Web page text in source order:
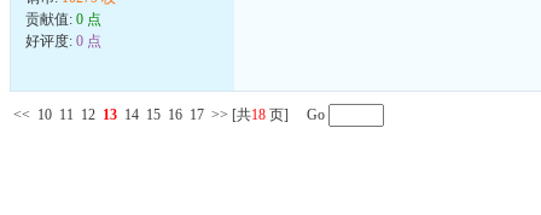
贡献值: 0 点
好评度: 0 点
<< 10 11 12 13 14 15 16 17 >> [共18 页] Go